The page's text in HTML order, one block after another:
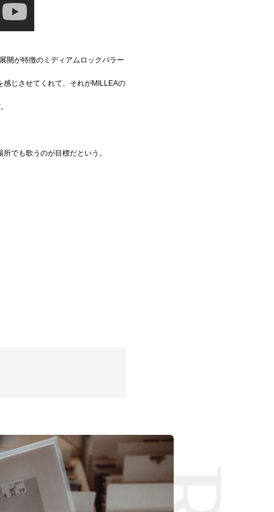
開が特徴のミディアムロックバラー
じさせてくれて、それがMILLEAの
でも歌うのが目標だという。